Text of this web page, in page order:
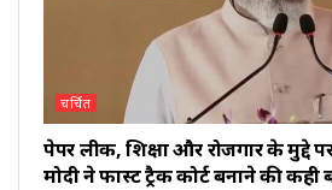
चर्चित
पेपर लीक, शिक्षा और रोजगार के मुद्दे
मोदी ने फास्ट ट्रैक कोर्ट बनाने की कही